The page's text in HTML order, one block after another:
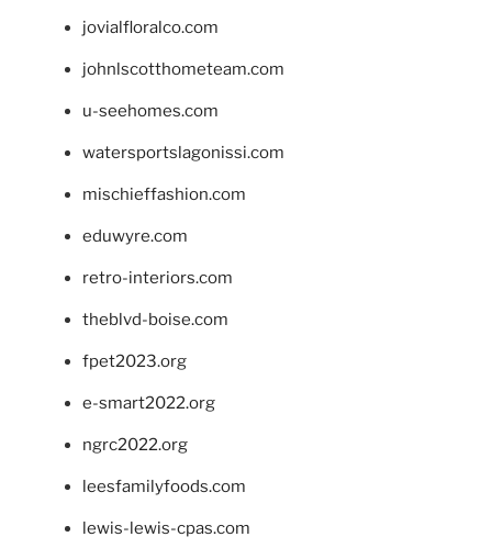
jovialfloralco.com
johnlscotthometeam.com
u-seehomes.com
watersportslagonissi.com
mischieffashion.com
eduwyre.com
retro-interiors.com
theblvd-boise.com
fpet2023.org
e-smart2022.org
ngrc2022.org
leesfamilyfoods.com
lewis-lewis-cpas.com